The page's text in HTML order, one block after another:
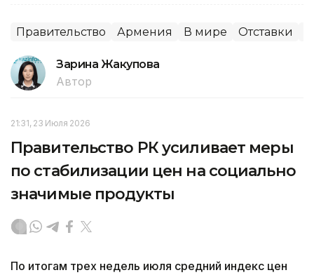
Правительство Армения В мире Отставки
Зарина Жакупова
Автор
21:31, 23 Июля 2026
Правительство РК усиливает меры
по стабилизации цен на социально
значимые продукты
По итогам трех недель июля средний индекс цен